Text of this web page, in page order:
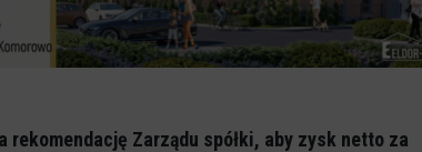
rekomendację Zarządu spółki, aby zysk netto za